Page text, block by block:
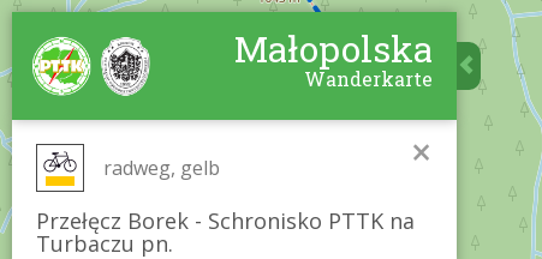
Małopolska
Wanderkarte
×
radweg, gelb
Przełęcz Borek - Schronisko PTTK na
Turbaczu pn.